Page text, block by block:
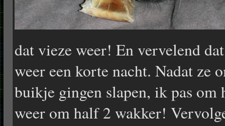
dat vieze weer! En vervelend
weer een korte nacht. Nadat ze
buikje gingen slapen, ik pas om
weer om half 2 wakker!